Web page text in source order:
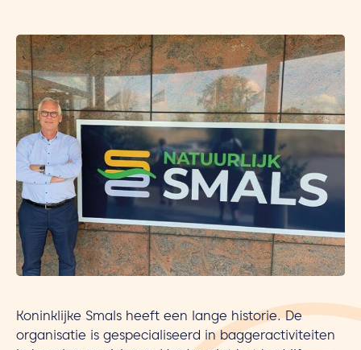
Koninklijke Smals heeft een lange historie. De
organisatie is gespecialiseerd in baggeractiviteiten